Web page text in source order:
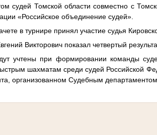
судей Томской области совместно с
«Российское объединение судей».
в турнире принял участие судья
Викторович показал четвертый
учтены при формировании команды
шахматам среди судей Российской
организованном Судебным